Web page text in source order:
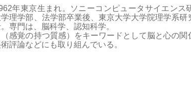
年東京生まれ。ソニーコンピュータサイエンス
理学部、法学部卒業後、東京大学大学院理学系研
専門は、脳科学、認知科学。
（感覚の持つ質感）をキーワードとして脳と心の
評論などにも取り組んでいる。